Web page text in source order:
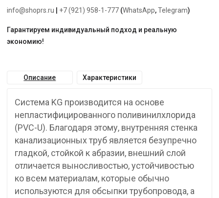
info@shoprs.ru +7 (921) 958-1-777 (WhatsApp,Telegram)
Гарантируем индивидуальный подход и реальную
экономию!
Описание Характеристики
Система KG производится на основе
непластифицированного поливинилхлорида
(PVC-U). Благодаря этому, внутренняя стенка
канализационных труб является безупречно
гладкой, стойкой к абразии, внешний слой
отличается выносливостью, устойчивостью
ко всем материалам, которые обычно
используются для обсыпки трубопровода, а